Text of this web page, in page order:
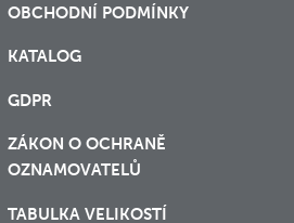
OBCHODNÍ PODMÍNKY
KATALOG
GDPR
ZÁKON O OCHRANĚ
OZNAMOVATELŮ
TABULKA VELIKOSTÍ